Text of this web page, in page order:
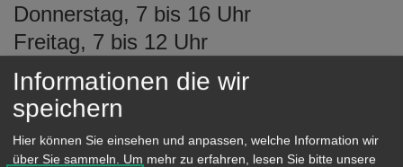
Donnerstag, 7 bis 16 Uhr
Freitag, 7 bis 12 Uhr
sowie nach Vereinbarung
Informationen die wir
speichern
Hier können Sie einsehen und anpassen, welche Information wir
über Sie sammeln.
Um mehr zu erfahren, lesen Sie bitte unsere